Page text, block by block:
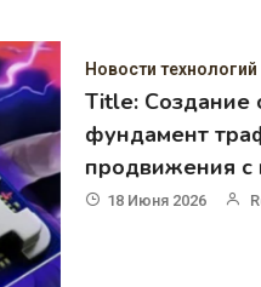
Новости технологий
Title: Создание
фундамент
продвижения с
18 Июня 2026